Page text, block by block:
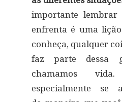
importante
enfrenta é uma
conheça, qualquer
faz parte dessa
chamamos
especialmente se